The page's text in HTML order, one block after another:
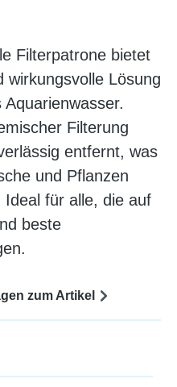
Filterpatrone bietet
wirkungsvolle Lösung
Filterung
entfernt, was
und Pflanzen
für alle, die auf
beste
zum Artikel